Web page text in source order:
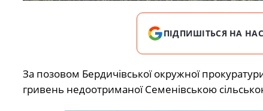
ПІДПИШІТЬСЯ НА НАС
За позовом Бердичівської окружної
гривень недоотриманої Семенівською